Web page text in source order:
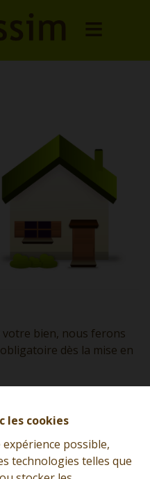
les cookies
possible,
technologies telles que
votre bien, nous ferons
dès la mise en